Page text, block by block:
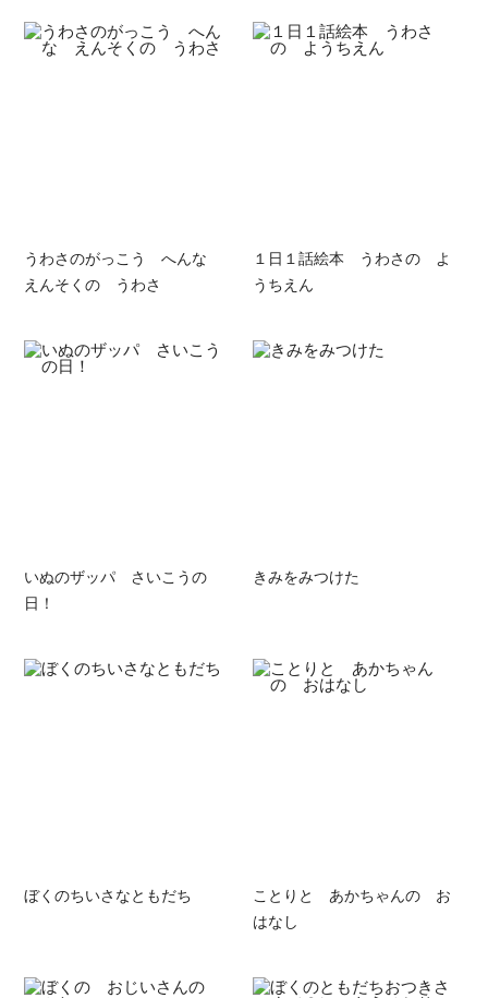
うわさのがっこう へんな
えんそくの うわさ
１日１話絵本 うわさの よ
うちえん
いぬのザッパ さいこうの
日！
きみをみつけた
ぼくのちいさなともだち
ことりと あかちゃんの お
はなし